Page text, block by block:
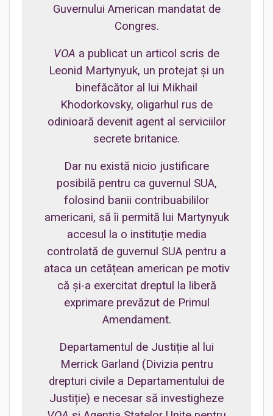
Guvernului American mandatat de
Congres.
VOA a publicat un articol scris de
Leonid Martynyuk, un protejat și un
binefăcător al lui Mikhail
Khodorkovsky, oligarhul rus de
odinioară devenit agent al serviciilor
secrete britanice.
Dar nu există nicio justificare
posibilă pentru ca guvernul SUA,
folosind banii contribuabililor
americani, să îi permită lui Martynyuk
accesul la o instituție media
controlată de guvernul SUA pentru a
ataca un cetățean american pe motiv
că și-a exercitat dreptul la liberă
exprimare prevăzut de Primul
Amendament.
Departamentul de Justiție al lui
Merrick Garland (Divizia pentru
drepturi civile a Departamentului de
Justiție) e necesar să investigheze